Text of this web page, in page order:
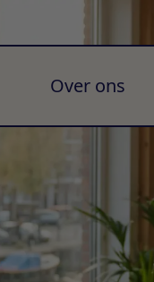
Over ons